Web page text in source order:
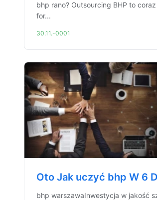
bhp rano? Outsourcing BHP to
for...
30.11.-0001
Oto Jak uczyć bhp W 6
bhp warszawaInwestycja w jakość